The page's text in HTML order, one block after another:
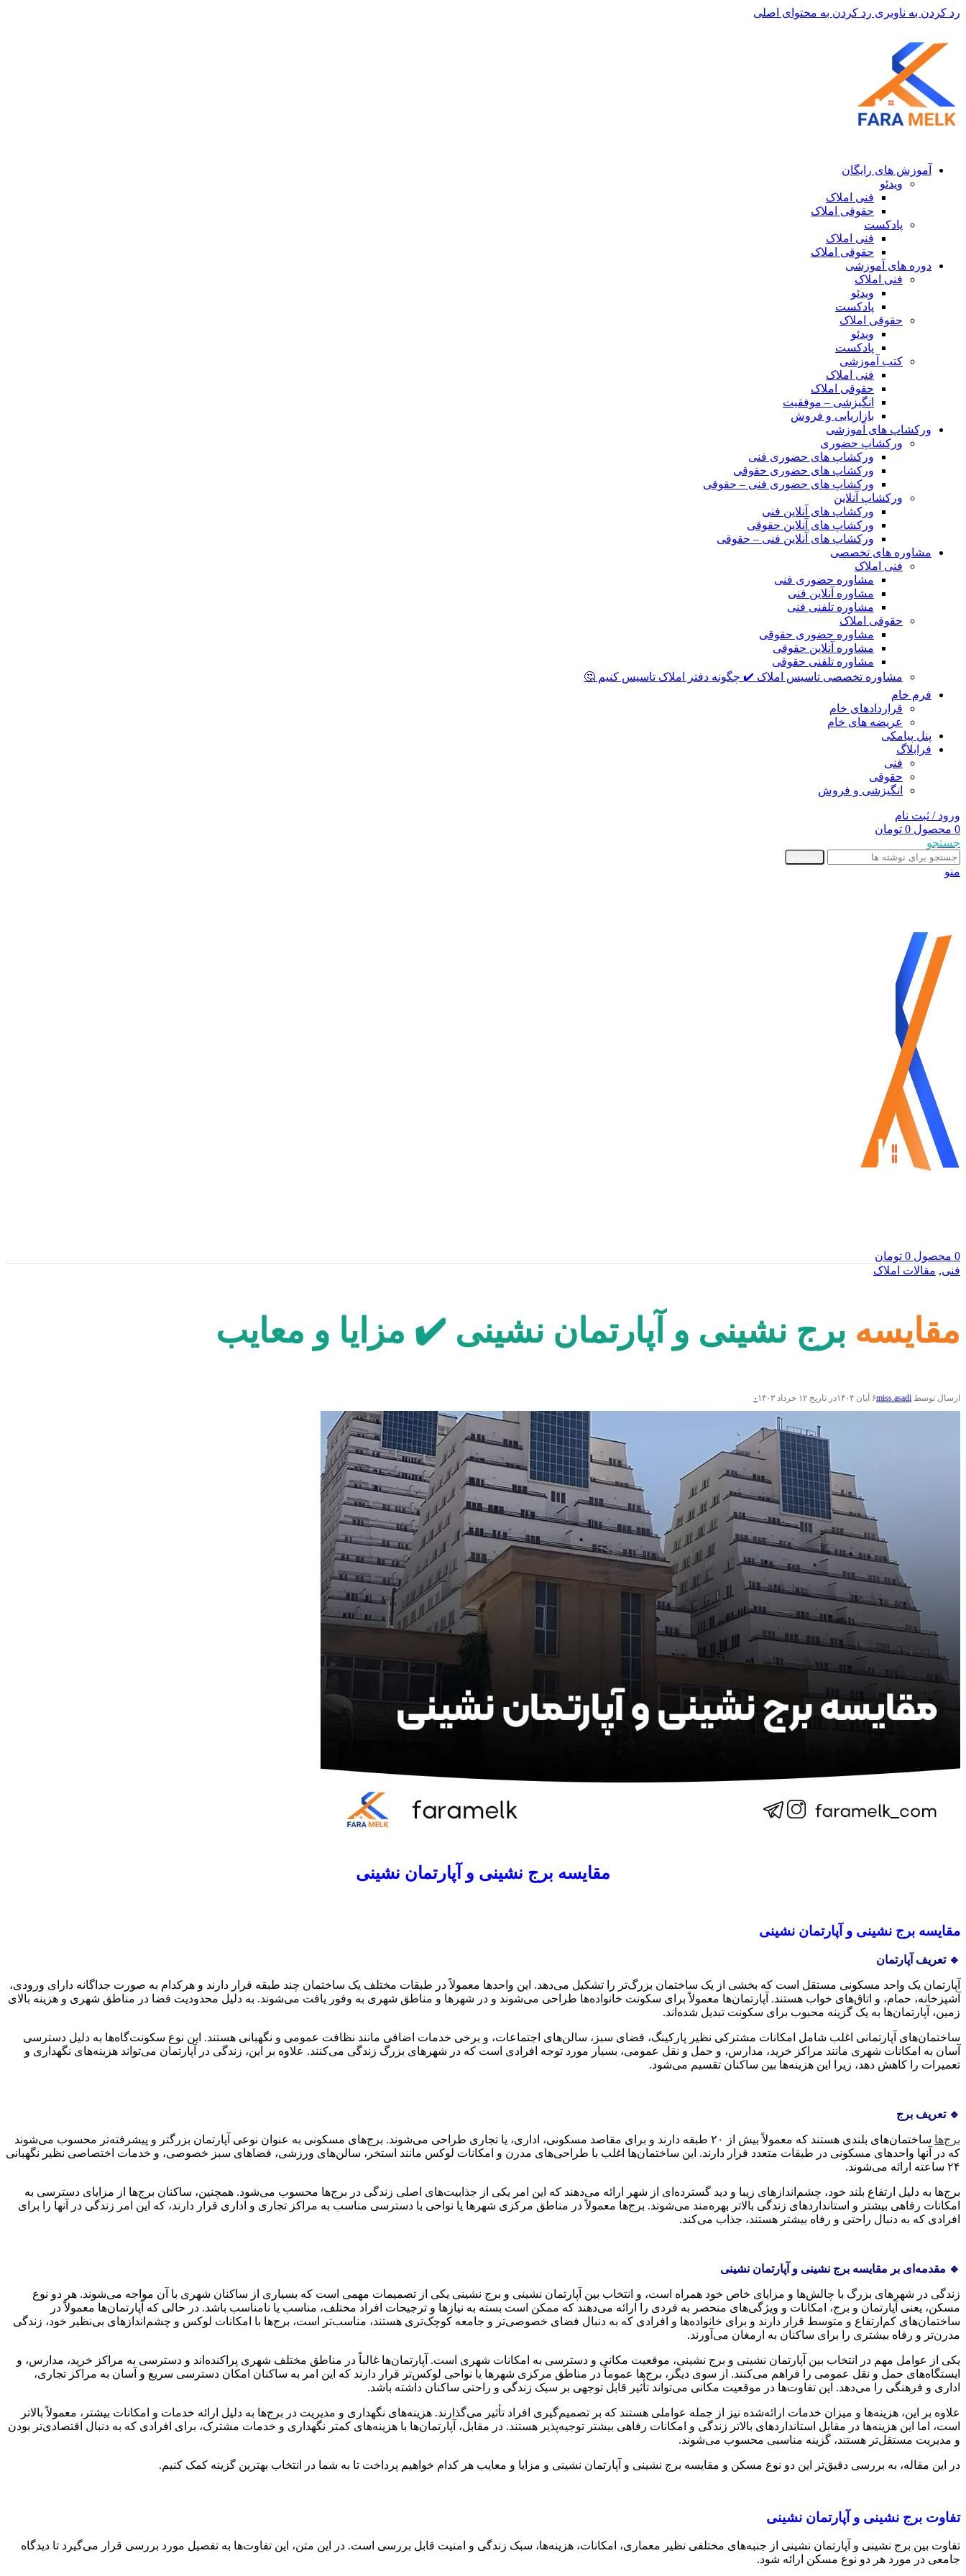
رد کردن به ناوبری رد کردن به محتوای اصلی
آموزش های رایگان
ویدئو
فنی املاک
حقوقی املاک
پادکست
فنی املاک
حقوقی املاک
دوره های آموزشی
فنی املاک
ویدئو
پادکست
حقوقی املاک
ویدئو
پادکست
کتب آموزشی
فنی املاک
حقوقی املاک
انگیزشی – موفقیت
بازاریابی و فروش
ورکشاپ های آموزشی
ورکشاپ حضوری
ورکشاپ های حضوری فنی
ورکشاپ های حضوری حقوقی
ورکشاپ های حضوری فنی – حقوقی
ورکشاپ آنلاین
ورکشاپ های آنلاین فنی
ورکشاپ های آنلاین حقوقی
ورکشاپ های آنلاین فنی – حقوقی
مشاوره های تخصصی
فنی املاک
مشاوره حضوری فنی
مشاوره آنلاین فنی
مشاوره تلفنی فنی
حقوقی املاک
مشاوره حضوری حقوقی
مشاوره آنلاین حقوقی
مشاوره تلفنی حقوقی
مشاوره تخصصی تاسیس املاک ✔️ چگونه دفتر املاک تاسیس کنیم 🤔
فرم خام
قراردادهای خام
عریضه های خام
پنل پیامکی
فرابلاگ
فنی
حقوقی
انگیزشی و فروش
ورود / ثبت نام
0 محصول 0 تومان
جستجو
منو
0 محصول 0 تومان
فنی, مقالات املاک
مقایسه برج نشینی و آپارتمان نشینی ✔️ مزایا و معایب
ارسال توسط miss.asadi۶ آبان ۱۴۰۴ در تاریخ ۱۲ خرداد ۱۴۰۳ ۰
مقایسه برج نشینی و آپارتمان نشینی
مقایسه برج نشینی و آپارتمان نشینی
🔹 تعریف آپارتمان
آپارتمان یک واحد مسکونی مستقل است که بخشی از یک ساختمان بزرگ‌تر را تشکیل می‌دهد. این واحدها معمولاً در طبقات مختلف یک ساختمان چند طبقه قرار دارند و هرکدام به صورت جداگانه دارای ورودی،
آشپزخانه، حمام، و اتاق‌های خواب هستند. آپارتمان‌ها معمولاً برای سکونت خانواده‌ها طراحی می‌شوند و در شهرها و مناطق شهری به وفور یافت می‌شوند. به دلیل محدودیت فضا در مناطق شهری و هزینه بالای
زمین، آپارتمان‌ها به یک گزینه محبوب برای سکونت تبدیل شده‌اند.
ساختمان‌های آپارتمانی اغلب شامل امکانات مشترکی نظیر پارکینگ، فضای سبز، سالن‌های اجتماعات، و برخی خدمات اضافی مانند نظافت عمومی و نگهبانی هستند. این نوع سکونت‌گاه‌ها به دلیل دسترسی
آسان به امکانات شهری مانند مراکز خرید، مدارس، و حمل و نقل عمومی، بسیار مورد توجه افرادی است که در شهرهای بزرگ زندگی می‌کنند. علاوه بر این، زندگی در آپارتمان می‌تواند هزینه‌های نگهداری و
تعمیرات را کاهش دهد، زیرا این هزینه‌ها بین ساکنان تقسیم می‌شود.
🔹 تعریف برج
برج‌ها
ساختمان‌های بلندی هستند که معمولاً بیش از ۲۰ طبقه دارند و برای مقاصد مسکونی، اداری، یا تجاری طراحی می‌شوند. برج‌های مسکونی به عنوان نوعی آپارتمان بزرگتر و پیشرفته‌تر محسوب می‌شوند
که در آنها واحدهای مسکونی در طبقات متعدد قرار دارند. این ساختمان‌ها اغلب با طراحی‌های مدرن و امکانات لوکس مانند استخر، سالن‌های ورزشی، فضاهای سبز خصوصی، و خدمات اختصاصی نظیر نگهبانی
۲۴ ساعته ارائه می‌شوند.
برج‌ها به دلیل ارتفاع بلند خود، چشم‌اندازهای زیبا و دید گسترده‌ای از شهر ارائه می‌دهند که این امر یکی از جذابیت‌های اصلی زندگی در برج‌ها محسوب می‌شود. همچنین، ساکنان برج‌ها از مزایای دسترسی به
امکانات رفاهی بیشتر و استانداردهای زندگی بالاتر بهره‌مند می‌شوند. برج‌ها معمولاً در مناطق مرکزی شهرها یا نواحی با دسترسی مناسب به مراکز تجاری و اداری قرار دارند، که این امر زندگی در آنها را برای
افرادی که به دنبال راحتی و رفاه بیشتر هستند، جذاب می‌کند.
🔹 مقدمه‌ای بر مقایسه برج نشینی و آپارتمان نشینی
زندگی در شهرهای بزرگ با چالش‌ها و مزایای خاص خود همراه است، و انتخاب بین آپارتمان نشینی و برج نشینی یکی از تصمیمات مهمی است که بسیاری از ساکنان شهری با آن مواجه می‌شوند. هر دو نوع
مسکن، یعنی آپارتمان و برج، امکانات و ویژگی‌های منحصر به فردی را ارائه می‌دهند که ممکن است بسته به نیازها و ترجیحات افراد مختلف، مناسب یا نامناسب باشد. در حالی که آپارتمان‌ها معمولاً در
ساختمان‌های کم‌ارتفاع و متوسط قرار دارند و برای خانواده‌ها و افرادی که به دنبال فضای خصوصی‌تر و جامعه کوچک‌تری هستند، مناسب‌تر است، برج‌ها با امکانات لوکس و چشم‌اندازهای بی‌نظیر خود، زندگی
مدرن‌تر و رفاه بیشتری را برای ساکنان به ارمغان می‌آورند.
یکی از عوامل مهم در انتخاب بین آپارتمان نشینی و برج نشینی، موقعیت مکانی و دسترسی به امکانات شهری است. آپارتمان‌ها غالباً در مناطق مختلف شهری پراکنده‌اند و دسترسی به مراکز خرید، مدارس، و
ایستگاه‌های حمل و نقل عمومی را فراهم می‌کنند. از سوی دیگر، برج‌ها عموماً در مناطق مرکزی شهرها یا نواحی لوکس‌تر قرار دارند که این امر به ساکنان امکان دسترسی سریع و آسان به مراکز تجاری،
اداری و فرهنگی را می‌دهد. این تفاوت‌ها در موقعیت مکانی می‌تواند تأثیر قابل توجهی بر سبک زندگی و راحتی ساکنان داشته باشد.
علاوه بر این، هزینه‌ها و میزان خدمات ارائه‌شده نیز از جمله عواملی هستند که بر تصمیم‌گیری افراد تأثیر می‌گذارند. هزینه‌های نگهداری و مدیریت در برج‌ها به دلیل ارائه خدمات و امکانات بیشتر، معمولاً بالاتر
است، اما این هزینه‌ها در مقابل استانداردهای بالاتر زندگی و امکانات رفاهی بیشتر توجیه‌پذیر هستند. در مقابل، آپارتمان‌ها با هزینه‌های کمتر نگهداری و خدمات مشترک، برای افرادی که به دنبال اقتصادی‌تر بودن
و مدیریت مستقل‌تر هستند، گزینه مناسبی محسوب می‌شوند.
در این مقاله، به بررسی دقیق‌تر این دو نوع مسکن و مقایسه برج نشینی و آپارتمان نشینی و مزایا و معایب هر کدام خواهیم پرداخت تا به شما در انتخاب بهترین گزینه کمک کنیم.
تفاوت برج نشینی و آپارتمان نشینی
تفاوت بین برج نشینی و آپارتمان نشینی از جنبه‌های مختلفی نظیر معماری، امکانات، هزینه‌ها، سبک زندگی و امنیت قابل بررسی است. در این متن، این تفاوت‌ها به تفصیل مورد بررسی قرار می‌گیرد تا دیدگاه
جامعی در مورد هر دو نوع مسکن ارائه شود.